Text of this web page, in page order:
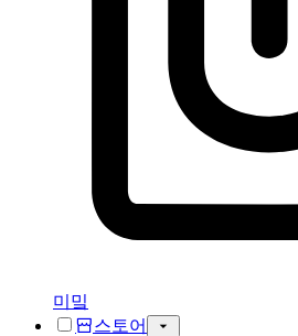
미밐
스토어